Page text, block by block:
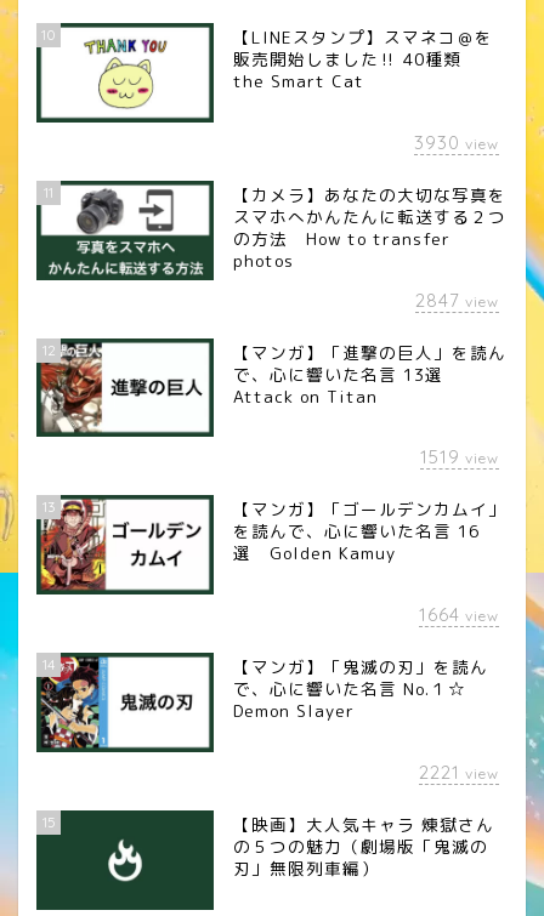
10
【LINEスタンプ】スマネコ＠を
販売開始しました‼︎ 40種類
the Smart Cat
3930 view
11
【カメラ】あなたの大切な写真を
スマホへかんたんに転送する２つ
の方法 How to transfer
photos
2847 view
12
【マンガ】「進撃の巨人」を読ん
で、心に響いた名言 13選
Attack on Titan
1519 view
13
【マンガ】「ゴールデンカムイ」
を読んで、心に響いた名言 16
選 Golden Kamuy
1664 view
14
【マンガ】「鬼滅の刃」を読ん
で、心に響いた名言 No.１☆
Demon Slayer
2221 view
15
【映画】大人気キャラ 煉󠄁獄さん
の５つの魅力（劇場版「鬼滅の
刃」無限列車編）